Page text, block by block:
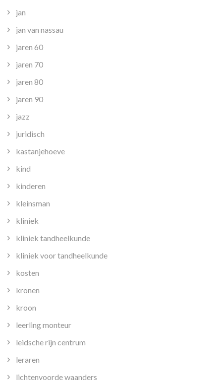
jan
jan van nassau
jaren 60
jaren 70
jaren 80
jaren 90
jazz
juridisch
kastanjehoeve
kind
kinderen
kleinsman
kliniek
kliniek tandheelkunde
kliniek voor tandheelkunde
kosten
kronen
kroon
leerling monteur
leidsche rijn centrum
leraren
lichtenvoorde waanders